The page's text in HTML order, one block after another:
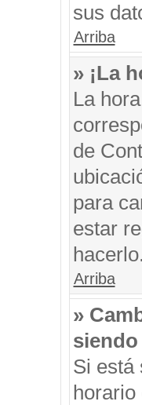
sus
Arriba
» ¡La
La
de
para
estar
hacerlo.
Arriba
»
Si está
horario